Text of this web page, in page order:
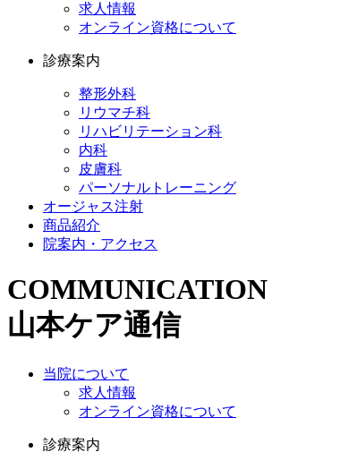
求人情報
オンライン資格について
診療案内
整形外科
リウマチ科
リハビリテーション科
内科
皮膚科
パーソナルトレーニング
オージャス注射
商品紹介
院案内・アクセス
COMMUNICATION
山本ケア通信
当院について
求人情報
オンライン資格について
診療案内